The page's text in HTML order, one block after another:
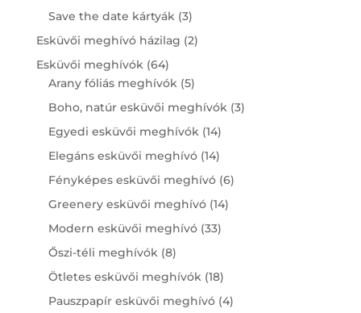
Save the date kártyák 33
products
Esküvői meghívó házilag 22
Esküvői meghívók 6464
products
Arany fóliás meghívók 55
products
Boho, natúr esküvői meghívók 33
Egyedi esküvői meghívók 1414
products
Elegáns esküvői meghívó 1414
products
Fényképes esküvői meghívó 66
Greenery esküvői meghívó 1414
Modern esküvői meghívó 3333
Őszi-téli meghívók 88
products
Ötletes esküvői meghívók 1818
products
Pauszpapír esküvői meghívó 44